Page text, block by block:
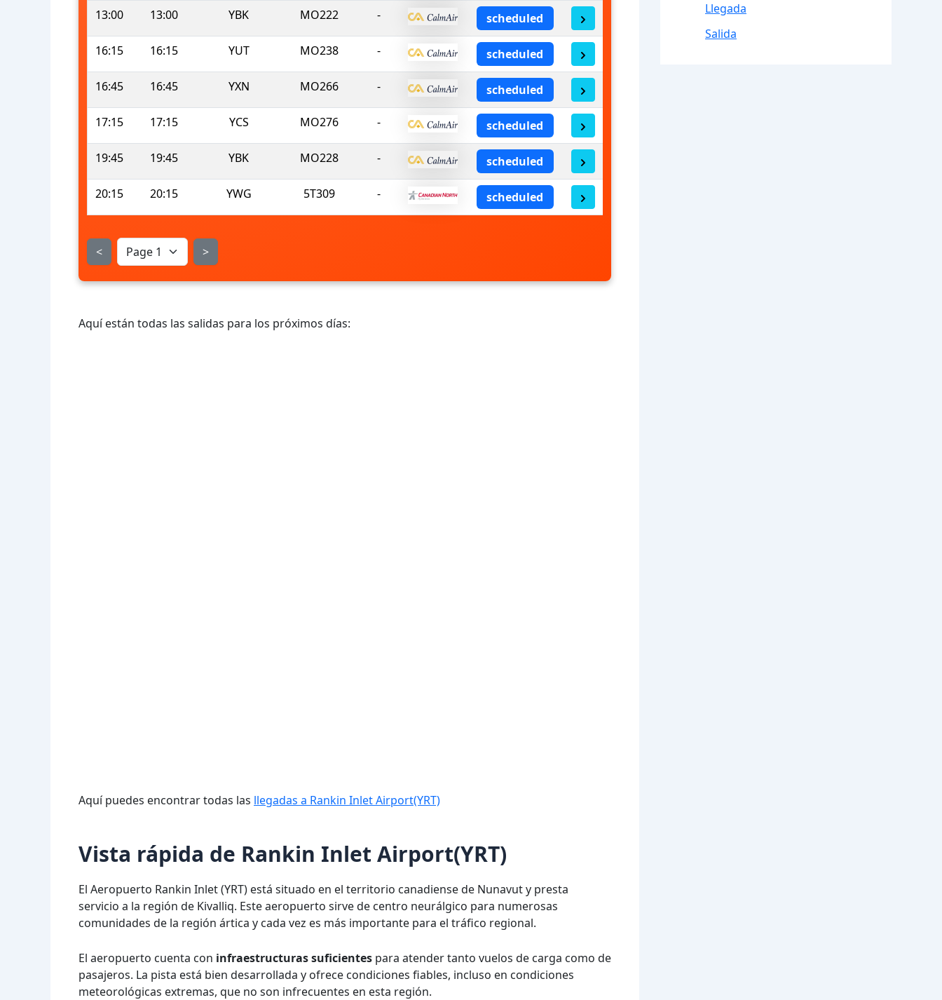
13:00 13:00 YBK MO222 - scheduled
16:15 16:15 YUT MO238 - scheduled
16:45 16:45 YXN MO266 - scheduled
17:15 17:15 YCS MO276 - scheduled
19:45 19:45 YBK MO228 - scheduled
20:15 20:15 YWG 5T309 - scheduled
< >
Aquí están todas las salidas para los próximos días:
Aquí puedes encontrar todas las llegadas a Rankin Inlet Airport(YRT)
Vista rápida de Rankin Inlet Airport(YRT)
El Aeropuerto Rankin Inlet (YRT) está situado en el territorio canadiense de Nunavut y presta
servicio a la región de Kivalliq. Este aeropuerto sirve de centro neurálgico para numerosas
comunidades de la región ártica y cada vez es más importante para el tráfico regional.
El aeropuerto cuenta con infraestructuras suficientes para atender tanto vuelos de carga como de
pasajeros. La pista está bien desarrollada y ofrece condiciones fiables, incluso en condiciones
meteorológicas extremas, que no son infrecuentes en esta región.
Llegada
Salida